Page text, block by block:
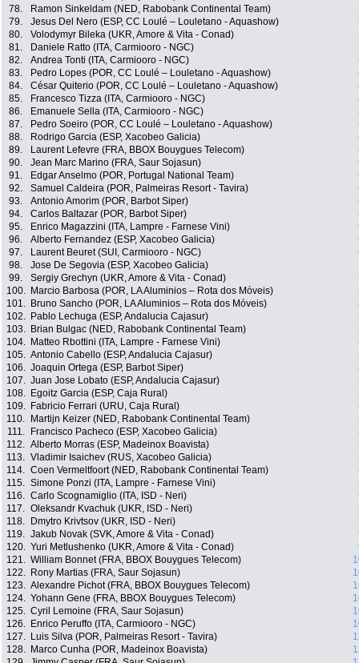
78.
Ramon Sinkeldam (NED, Rabobank Continental Team)
79.
Jesus Del Nero (ESP, CC Loulé – Louletano - Aquashow)
80.
Volodymyr Bileka (UKR, Amore & Vita - Conad)
81.
Daniele Ratto (ITA, Carmiooro - NGC)
82.
Andrea Tonti (ITA, Carmiooro - NGC)
83.
Pedro Lopes (POR, CC Loulé – Louletano - Aquashow)
84.
César Quiterio (POR, CC Loulé – Louletano - Aquashow)
85.
Francesco Tizza (ITA, Carmiooro - NGC)
86.
Emanuele Sella (ITA, Carmiooro - NGC)
87.
Pedro Soeiro (POR, CC Loulé – Louletano - Aquashow)
88.
Rodrigo Garcia (ESP, Xacobeo Galicia)
89.
Laurent Lefevre (FRA, BBOX Bouygues Telecom)
90.
Jean Marc Marino (FRA, Saur Sojasun)
91.
Edgar Anselmo (POR, Portugal National Team)
92.
Samuel Caldeira (POR, Palmeiras Resort - Tavira)
93.
Antonio Amorim (POR, Barbot Siper)
94.
Carlos Baltazar (POR, Barbot Siper)
95.
Enrico Magazzini (ITA, Lampre - Farnese Vini)
96.
Alberto Fernandez (ESP, Xacobeo Galicia)
97.
Laurent Beuret (SUI, Carmiooro - NGC)
98.
Jose De Segovia (ESP, Xacobeo Galicia)
99.
Sergiy Grechyn (UKR, Amore & Vita - Conad)
100.
Marcio Barbosa (POR, LA Aluminios – Rota dos Móveis)
101.
Bruno Sancho (POR, LA Aluminios – Rota dos Móveis)
102.
Pablo Lechuga (ESP, Andalucia Cajasur)
103.
Brian Bulgac (NED, Rabobank Continental Team)
104.
Matteo Rbottini (ITA, Lampre - Farnese Vini)
105. Antonio Cabello (ESP, Andalucia Cajasur)
106. Joaquin Ortega (ESP, Barbot Siper)
107. Juan Jose Lobato (ESP, Andalucia Cajasur)
108.
Egoitz Garcia (ESP, Caja Rural)
109.
Fabricio Ferrari (URU, Caja Rural)
110.
Martijn Keizer (NED, Rabobank Continental Team)
111.
Francisco Pacheco (ESP, Xacobeo Galicia)
112. Alberto Morras (ESP, Madeinox Boavista)
113. Vladimir Isaichev (RUS, Xacobeo Galicia)
114. Coen Vermeltfoort (NED, Rabobank Continental Team)
115. Simone Ponzi (ITA, Lampre - Farnese Vini)
116. Carlo Scognamiglio (ITA, ISD - Neri)
117. Oleksandr Kvachuk (UKR, ISD - Neri)
118.
Dmytro Krivtsov (UKR, ISD - Neri)
119. Jakub Novak (SVK, Amore & Vita - Conad)
120. Yuri Metlushenko (UKR, Amore & Vita - Conad)
121. William Bonnet (FRA, BBOX Bouygues Telecom)
122.
Rony Martias (FRA, Saur Sojasun)
123. Alexandre Pichot (FRA, BBOX Bouygues Telecom)
124. Yohann Gene (FRA, BBOX Bouygues Telecom)
125. Cyril Lemoine (FRA, Saur Sojasun)
126.
Enrico Peruffo (ITA, Carmiooro - NGC)
127.
Luis Silva (POR, Palmeiras Resort - Tavira)
128.
Marco Cunha (POR, Madeinox Boavista)